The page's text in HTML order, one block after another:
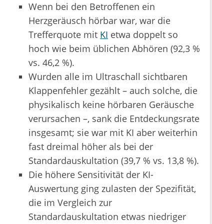
Wenn bei den Betroffenen ein
Herzgeräusch hörbar war, war die
Trefferquote mit KI etwa doppelt so
hoch wie beim üblichen Abhören (92,3 %
vs. 46,2 %).
Wurden alle im Ultraschall sichtbaren
Klappenfehler gezählt – auch solche, die
physikalisch keine hörbaren Geräusche
verursachen –, sank die Entdeckungsrate
insgesamt; sie war mit KI aber weiterhin
fast dreimal höher als bei der
Standardauskultation (39,7 % vs. 13,8 %).
Die höhere Sensitivität der KI-
Auswertung ging zulasten der Spezifität,
die im Vergleich zur
Standardauskultation etwas niedriger